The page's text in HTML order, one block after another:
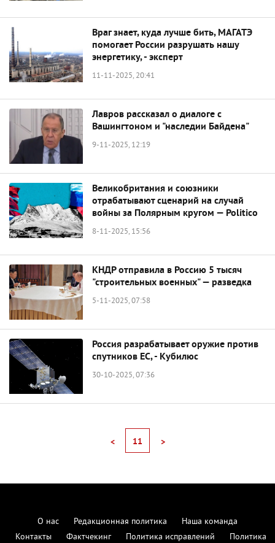
Враг знает, куда лучше бить, МАГАТЭ
помогает России разрушать нашу
энергетику, - эксперт
11-11-2025, 20:41
Лавров рассказал о диалоге с
Вашингтоном и "наследии Байдена"
9-11-2025, 12:19
Великобритания и союзники
отрабатывают сценарий на случай
войны за Полярным кругом — Politico
8-11-2025, 15:56
КНДР отправила в Россию 5 тысяч
"строительных военных" — разведка
5-11-2025, 07:58
Россия разрабатывает оружие против
спутников ЕС, - Кубилюс
30-10-2025, 07:36
< 11 >
О нас Редакционная политика
Наша команда
Контакты
Фактчекинг Политика исправлений
Политика